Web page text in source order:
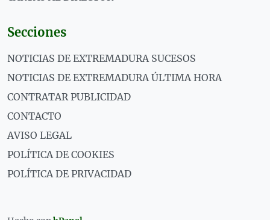
Secciones
NOTICIAS DE EXTREMADURA SUCESOS
NOTICIAS DE EXTREMADURA ÚLTIMA HORA
CONTRATAR PUBLICIDAD
CONTACTO
AVISO LEGAL
POLÍTICA DE COOKIES
POLÍTICA DE PRIVACIDAD